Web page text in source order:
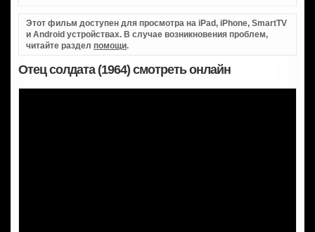
Этот фильм доступен для просмотра на iPad, iPhone, SmartTV
и Android устройствах. В случае возникновения проблем,
читайте раздел помощи.
Отец солдата (1964) смотреть онлайн